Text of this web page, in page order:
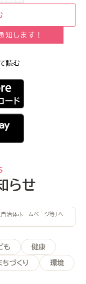
知します！
読む
らせ
治体ホームページ等）へ
も 健康
ちづくり 環境